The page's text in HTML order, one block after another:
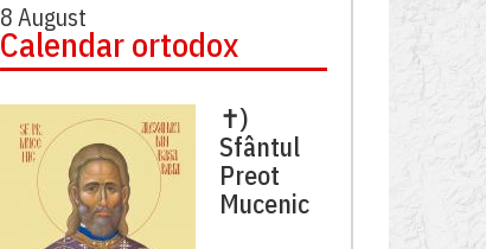
8 August
Calendar ortodox
✝)
Sfântul
Preot
Mucenic